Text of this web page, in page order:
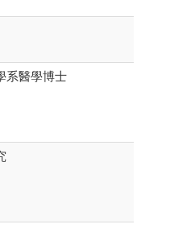
系醫學博士